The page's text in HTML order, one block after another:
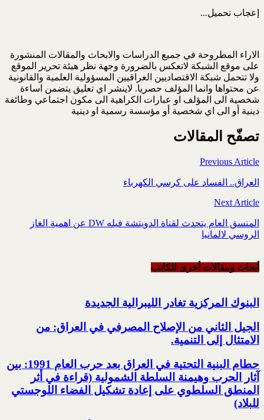
إعجاب تحميل...
الاراء المطروحة في جميع الدراسات والابحاث والمقالات المنشورة
على موقع الشبكة لاتعكس بالضرورة وجهة نظر هيئة تحرير الموقع
ولا تتحمل شبكة الاقتصاديين العراقيين المسؤولية العلمية والقانونية
عن محتواها وانما المؤلف حصريا. لاينشر اي تعليق يتضمن اساءة
شخصية الى المؤلف او عبارات الكراهية الى مكون اجتماعي وطائفة
دينية أو الى اي شخصية أو مؤسسة رسمية او دينية
تصفّح المقالات
Previous Article
العراق.. الفساد على كرسي الكهرباء
Next Article
المنسق العام يتحدث لقناة الدويتشة فيله DW عن اهمية الغاز
الروسي لالمانيا
أبحاث ومقالات أخرى للکاتب
البنوك المركزية تغادر الليبرالية الجديدة
الجيل الثاني من الإصلاح المصرفي في العراق: من
الامتثال إلى التنمية.‏
حطام البنية التحتية في العراق بعد حرب العام 1991: بين
آثار الحرب وهيمنة السلطة الشمولية‎ ‏(قراءة في أثر
المنطق السلطوي على إعادة تشكيل الفضاء اللوجستي
للبلاد)‏